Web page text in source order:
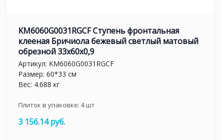
KM6060G0031RGCF Ступень фронтальная
клееная Бричиола бежевый светлый матовый
обрезной 33x60x0,9
Артикул: KM6060G0031RGCF
Размер: 60*33 см
Вес: 4.688 кг
Плиток в упаковке: 4шт
3 156.14 руб.